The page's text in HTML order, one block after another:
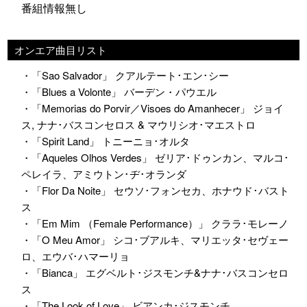
番組情報無し
オンエア曲目リスト
・「Sao Salvador」 クアルテート･エン･シー
・「Blues a Volonte」 バーデン・パウエル
・「Memorias do Porvir／Visoes do Amanhecer」 ジョイ
ス, ナナ･バスコンセロス & マウリシオ･マエストロ
・「Spirit Land」 トニーニョ･オルタ
・「Aqueles Olhos Verdes」 ゼリア･ドゥンカン、マルコ･
ペレイラ、アミウトン･ヂ･オランダ
・「Flor Da Noite」 セウソ･フォンセカ、ホナウド･バスト
ス
・「Em Mim （Female Performance）」 クララ･モレーノ
・「O Meu Amor」 シコ･ブアルキ、マリエッタ･セヴェー
ロ、エウバ･ハマーリョ
・「Bianca」 エグベルト･ジスモンチ&ナナ･バスコンセロ
ス